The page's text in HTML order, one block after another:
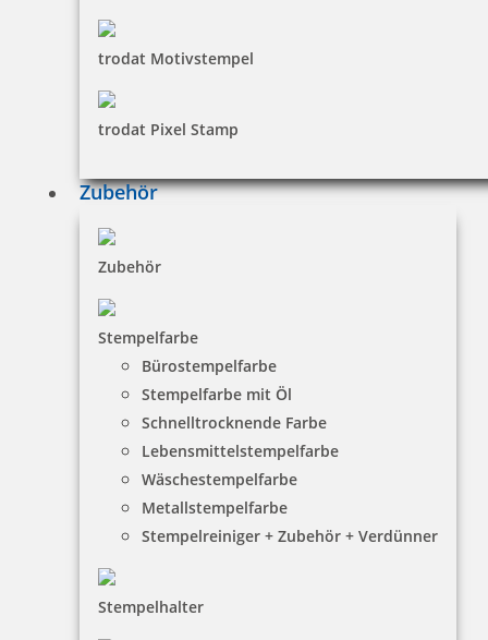
trodat Motivstempel
trodat Pixel Stamp
Zubehör
Zubehör
Stempelfarbe
Bürostempelfarbe
Stempelfarbe mit Öl
Schnelltrocknende Farbe
Lebensmittelstempelfarbe
Wäschestempelfarbe
Metallstempelfarbe
Stempelreiniger + Zubehör + Verdünner
Stempelhalter
Holz Motivstempel Motiv Q16 Heller Kopf
Jetzt gestalten
Holz Motivstempel Motiv Q17 Riesig